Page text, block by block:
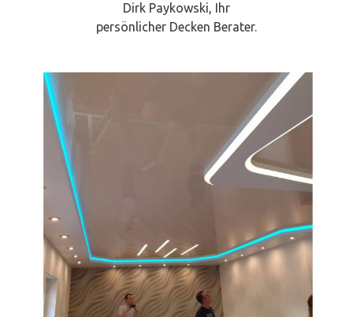
Dirk Paykowski, Ihr
persönlicher Decken Berater.